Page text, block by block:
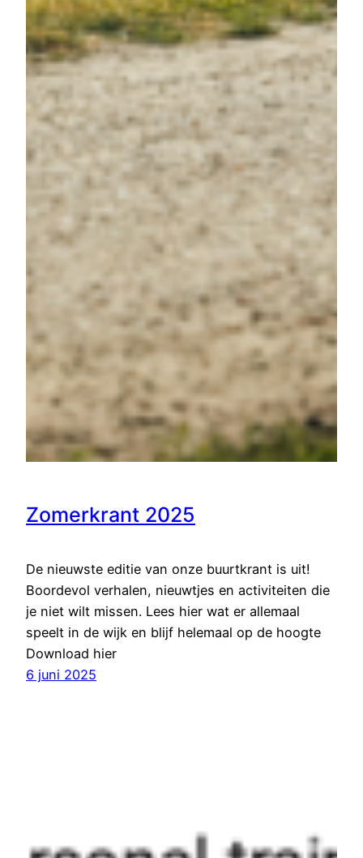
Zomerkrant 2025
De nieuwste editie van onze buurtkrant is uit!
Boordevol verhalen, nieuwtjes en activiteiten die
je niet wilt missen. Lees hier wat er allemaal
speelt in de wijk en blijf helemaal op de hoogte
Download hier
6 juni 2025